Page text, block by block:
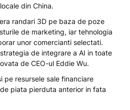
din China.
randari 3D pe baza de poze
de marketing, iar tehnologia
unor comercianti selectati.
de integrare a AI in toate
de CEO-ul Eddie Wu.
pe resursele sale financiare
piata pierduta anterior in fata